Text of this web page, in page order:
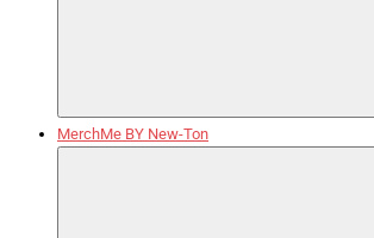
MerchMe BY New-Ton